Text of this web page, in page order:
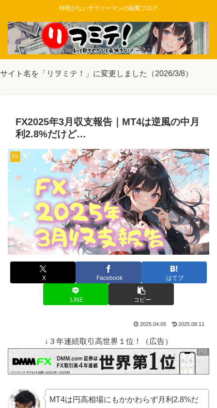
時間がないサラリーマンの副業ブログ
サイト名を「リヲミテ！」に変更しました（2026/3/8）
FX2025年3月収支報告｜MT4は逆風の中月
利2.8%だけど…
FX
X Facebook はてブ
LINE コピー
2025.04.05 2025.08.11
↓３年連続取引高世界１位！（広告）
MT4は円高相場にもかかわらず月利2.8%だ